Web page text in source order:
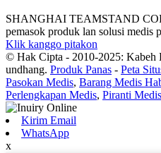
SHANGHAI TEAMSTAND
pemasok produk lan solusi medis
Klik kanggo pitakon
© Hak Cipta - 2010-2025:
undhang. Produk Panas - Peta
Pasokan Medis, Barang Medis
Perlengkapan Medis, Piranti Medis
Kirim Email
WhatsApp
x